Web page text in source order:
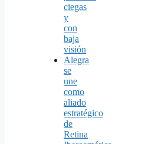
ciegas
y
con
baja
visión
Alegra
se
une
como
aliado
estratégico
de
Retina